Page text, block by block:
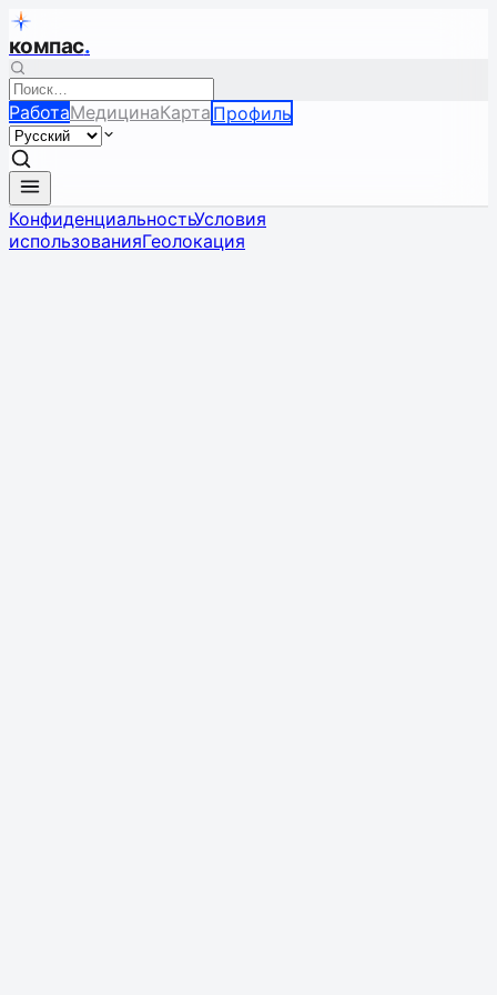
компас.
РаботаМедицинаКарта Профиль
КонфиденциальностьУсловия
использованияГеолокация